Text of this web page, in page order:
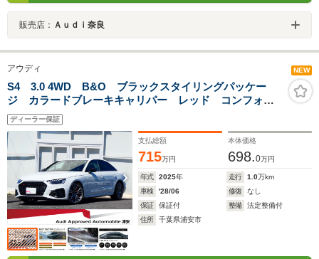
販売店： Ａｕｄｉ奈良
アウディ NEW
S4 3.0 4WD B&O ブラックスタイリングパッケー
ジ カラードブレーキキャリパー レッド コンフォー
トパッケージ ファインナッパレザー プライバシーガ
ラス TVチューナー
ディーラー保証
支払総額
715万円
本体価格
698.0万円
年式 2025年 走行 1.0万km
車検
'28/06 修復
なし
保証
保証付 整備
法定整備付
住所
千葉県浦安市